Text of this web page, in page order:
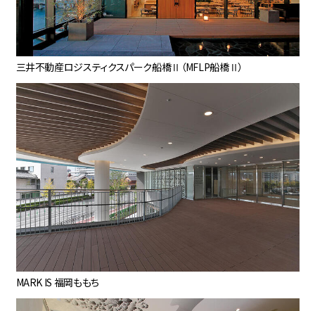
三井不動産ロジスティクスパーク船橋Ⅱ（MFLP船橋Ⅱ）
MARK IS 福岡ももち